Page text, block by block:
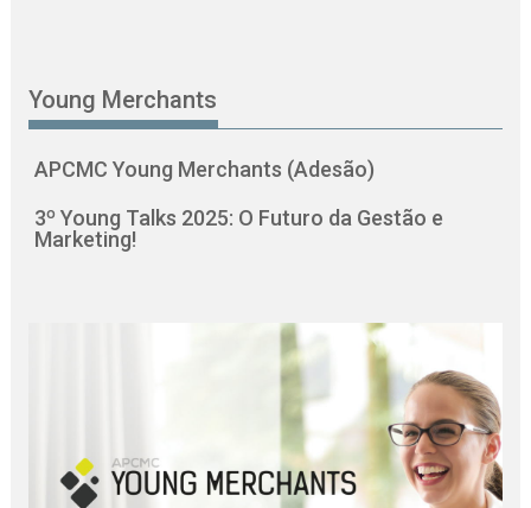
Young Merchants
APCMC Young Merchants (Adesão)
3º Young Talks 2025: O Futuro da Gestão e
Marketing!